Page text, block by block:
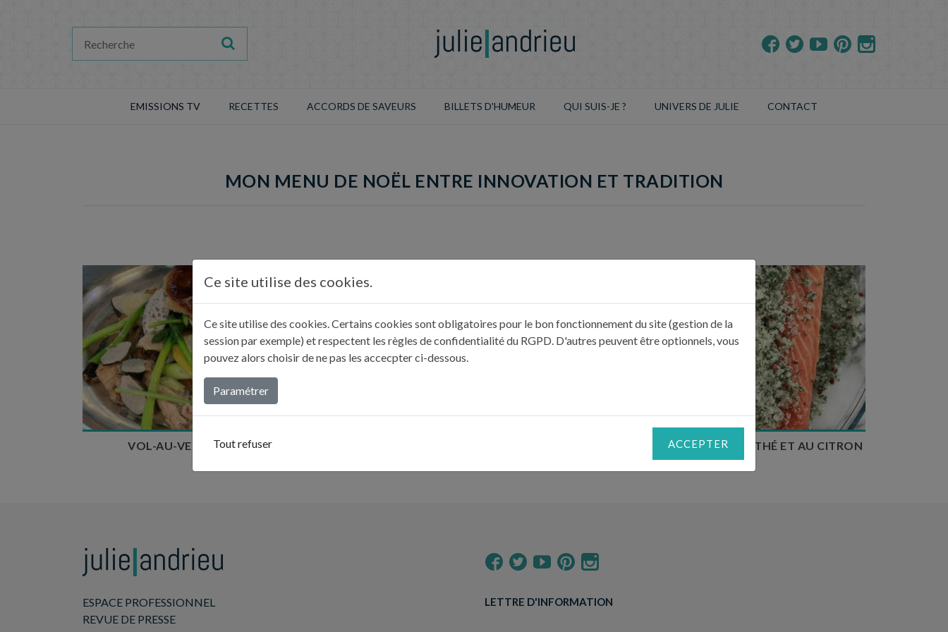
EMISSIONS TV RECETTES ACCORDS DE SAVEURS BILLETS D'HUMEUR QUI SUIS-JE ? UNIVERS DE JULIE CONTACT
MON MENU DE NOËL ENTRE INNOVATION ET TRADITION
Temps de préparation : 50 min
Temps de cuisson : 1h
Temps de repos : 24h
Nombre de couverts : 9
VOL-AU-VENT DE FRÉDÉRIC
Temps de préparation : 45 min
Temps de cuisson : 2h
Temps de préparation : 30 min
Temps de repos : 6h
Nombre de couverts : 6
SAUMON GRAVLAX AU THÉ ET AU CITRON
ESPACE PROFESSIONNEL
REVUE DE PRESSE
LETTRE D'INFORMATION
Ce site utilise des cookies.
Ce site utilise des cookies. Certains cookies sont obligatoires pour le bon fonctionnement du site (gestion de la
session par exemple) et respectent les règles de confidentialité du RGPD. D'autres peuvent être optionnels, vous
pouvez alors choisir de ne pas les accecpter ci-dessous.
Paramétrer
Tout refuser ACCEPTER